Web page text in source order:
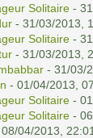
Solitaire-
- 31/03/2013,
Solitaire-
- 31/03/2013,
- 31/03/
- 01/04/2013,
Solitaire-
Solitaire-
04/2013, 22:01